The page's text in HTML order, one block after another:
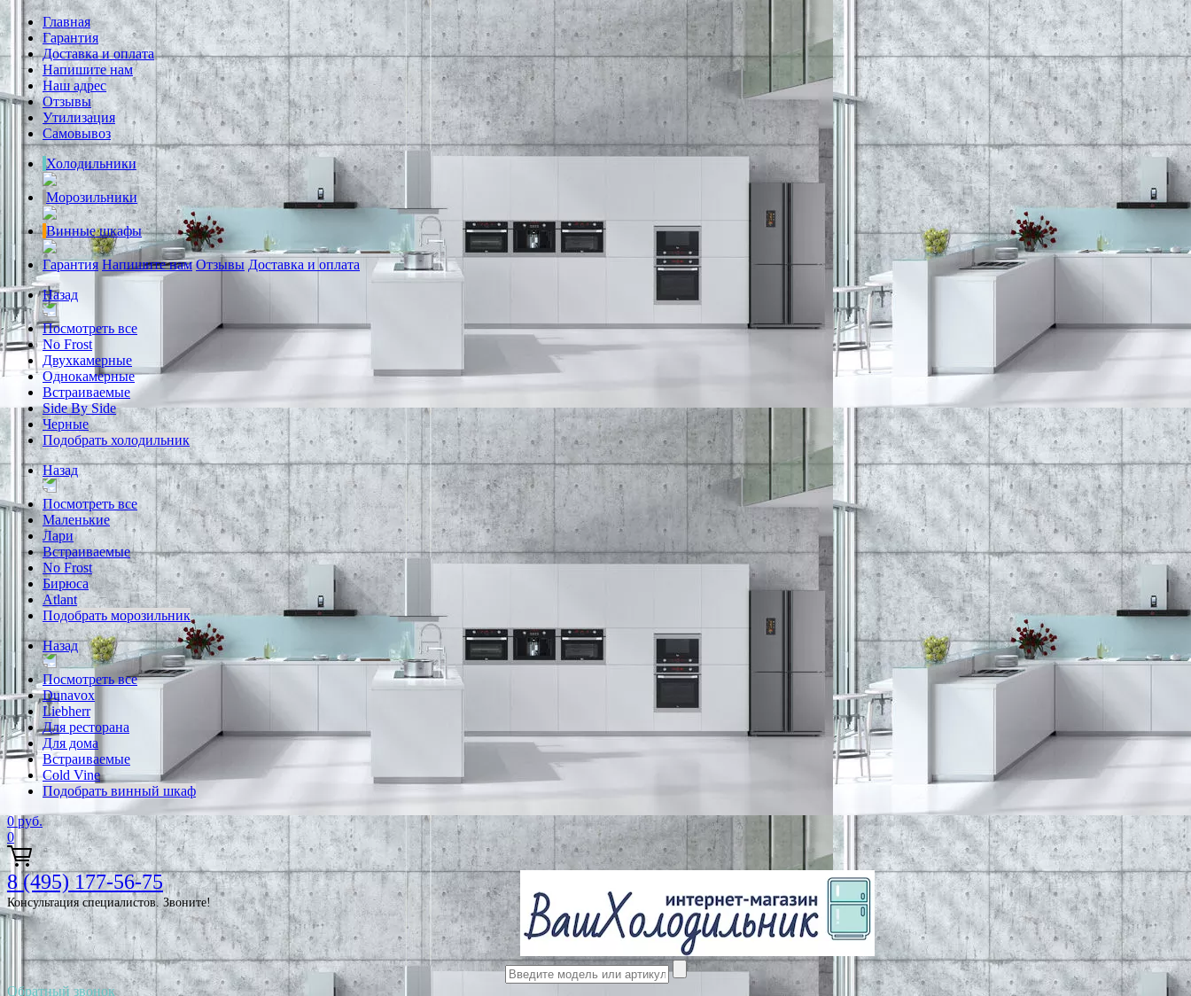
Главная
Гарантия
Доставка и оплата
Напишите нам
Наш адрес
Отзывы
Утилизация
Самовывоз
Холодильники
Морозильники
Винные шкафы
Гарантия Напишите нам Отзывы Доставка и оплата
Назад
Посмотреть все
No Frost
Двухкамерные
Однокамерные
Встраиваемые
Side By Side
Черные
Подобрать холодильник
Назад
Посмотреть все
Маленькие
Лари
Встраиваемые
No Frost
Бирюса
Atlant
Подобрать морозильник
Назад
Посмотреть все
Dunavox
Liebherr
Для ресторана
Для дома
Встраиваемые
Cold Vine
Подобрать винный шкаф
0 руб.
0
8 (495) 177-56-75
Консультация специалистов. Звоните!
Обратный звонок